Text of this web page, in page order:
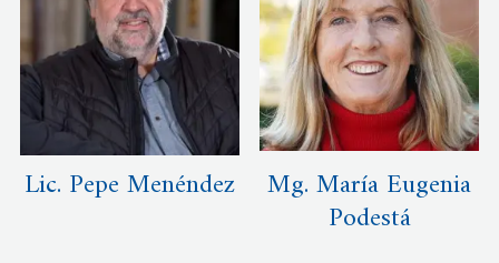
Lic. Pepe Menéndez Mg. María Eugenia
Podestá